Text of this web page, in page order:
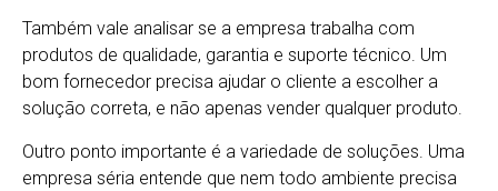
Também vale analisar se a empresa trabalha com
produtos de qualidade, garantia e suporte técnico. Um
bom fornecedor precisa ajudar o cliente a escolher a
solução correta, e não apenas vender qualquer produto.
Outro ponto importante é a variedade de soluções. Uma
empresa séria entende que nem todo ambiente precisa